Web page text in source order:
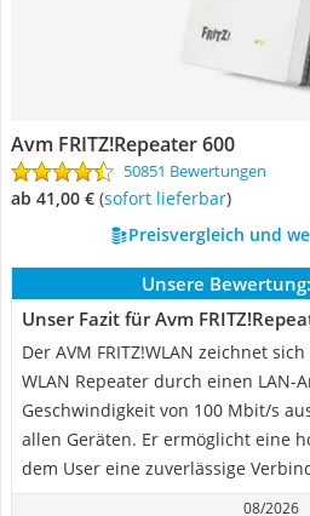
Avm FRITZ!Repeater 600
50851 Bewertungen
ab 41,00 € ( Sofort lieferbar)
Preisvergleich und
Unsere Bewertung:
Unser Fazit für Avm
Der AVM FRITZ!WLAN zeichnet
WLAN Repeater durch einen LAN-
Geschwindigkeit von 100 Mbit/s
allen Geräten. Er ermöglicht eine
dem User eine zuverlässige
08/2026